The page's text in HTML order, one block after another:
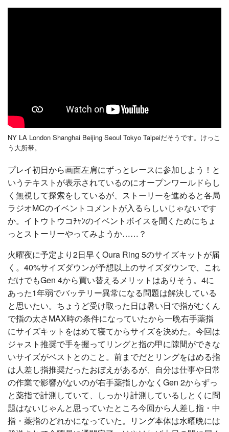
NY LA London Shanghai Beijing Seoul Tokyo Taipeiだそうです。けっこ
う大所帯。
プレイ初日から画面左肩にずっとレースに参加しよう！と
いうテキストが表示されているのにオープンワールドらし
く無視して探索をしているが、ストーリーを進めると各局
ラジオMCのイベントコメントが入るらしいじゃないです
か。イトウトウコﾁｬﾝのイベントボイスを聞くためにちょ
っとストーリーやってみようか……？
火曜夜に予定より2日早くOura Ring 5のサイズキットが届
く。40%サイズダウンが予想以上のサイズダウンで、これ
だけでもGen 4から買い替えるメリットはありそう。4に
あった1年弱でバッテリー異常になる問題は解決している
と思いたい。ちょうど受け取った日は暑い日で指がむくん
で指の太さMAX時の条件になっていたから一晩右手薬指
にサイズキットをはめて寝てからサイズを決めた。今回は
ジャスト推奨で手を握ってリングと指の甲に隙間ができな
いサイズがベストとのこと。前までだとリングをはめる指
は人差し指推奨だったおぼえがあるが、自分は仕事や日常
の作業で影響がないのが右手薬指しかなくGen 2からずっ
と薬指で計測していて、しっかり計測しているしとくに問
題はないじゃんと思っていたところ今回から人差し指・中
指・薬指のどれかになっていた。リング本体は水曜晩には